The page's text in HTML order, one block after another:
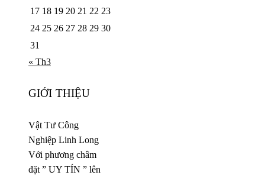
17 18 19 20 21 22 23
24 25 26 27 28 29 30
31
« Th3
GIỚI THIỆU
Vật Tư Công
Nghiệp Linh Long
Với phương châm
đặt ” UY TÍN ” lên